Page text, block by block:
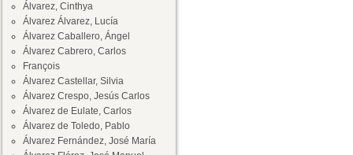
Álvarez, Cinthya
Álvarez Álvarez, Lucía
Álvarez Caballero, Ángel
Álvarez Cabrero, Carlos
François
Álvarez Castellar, Silvia
Álvarez Crespo, Jesús Carlos
Álvarez de Eulate, Carlos
Álvarez de Toledo, Pablo
Álvarez Fernández, José María